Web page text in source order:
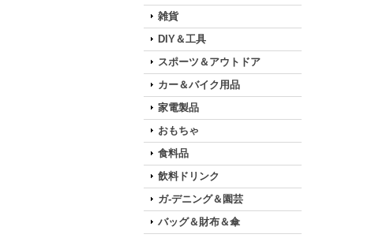
雑貨
DIY＆工具
スポーツ＆アウトドア
カー＆バイク用品
家電製品
おもちゃ
食料品
飲料ドリンク
ガ-デニング＆園芸
バッグ＆財布＆傘